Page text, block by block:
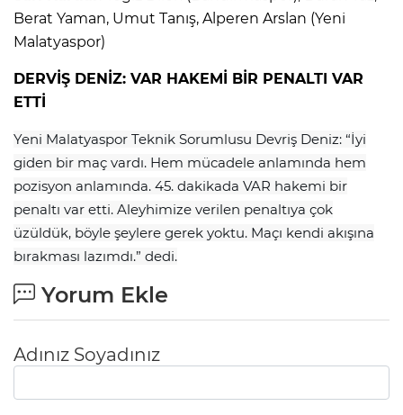
Berat Yaman, Umut Tanış, Alperen Arslan (Yeni
Malatyaspor)
DERVİŞ DENİZ: VAR HAKEMİ BİR PENALTI VAR
ETTİ
Yeni Malatyaspor Teknik Sorumlusu Devriş Deniz: “İyi
giden bir maç vardı. Hem mücadele anlamında hem
pozisyon anlamında. 45. dakikada VAR hakemi bir
penaltı var etti. Aleyhimize verilen penaltıya çok
üzüldük, böyle şeylere gerek yoktu. Maçı kendi akışına
bırakması lazımdı.” dedi.
Yorum Ekle
Adınız Soyadınız